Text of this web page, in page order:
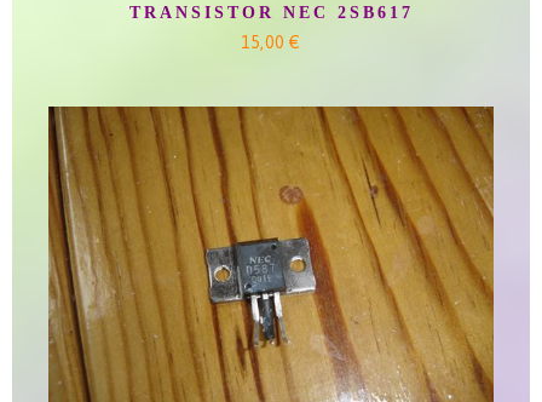
TRANSISTOR NEC 2SB617
15,00 €